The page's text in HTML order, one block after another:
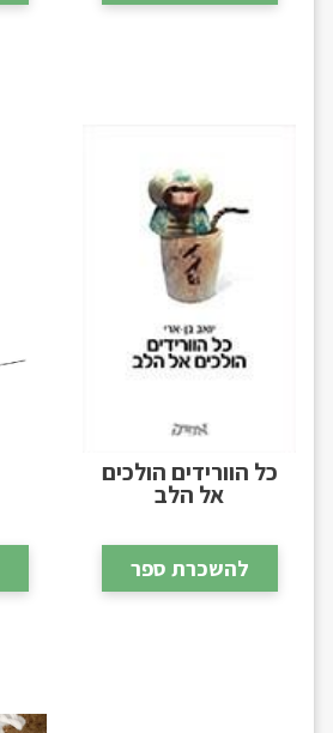
כל הוורידים הולכים
אל הלב
להשכרת ספר